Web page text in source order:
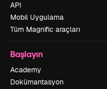
API
Mobil Uygulama
Tüm Magnific araçları
Başlayın
Academy
Dokümantasyon